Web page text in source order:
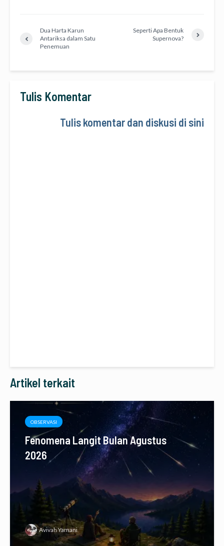
Dua Harta Karun
Antariksa dalam Satu
Penemuan
Seperti Apa Bentuk
Supernova?
Tulis Komentar
Tulis komentar dan diskusi di sini
Artikel terkait
OBSERVASI
Fenomena Langit Bulan Agustus
2026
Avivah Yamani